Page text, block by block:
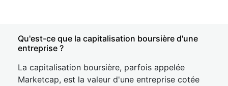
Qu'est-ce que la capitalisation boursière d'une
entreprise ?
La capitalisation boursière, parfois appelée
Marketcap, est la valeur d'une entreprise cotée